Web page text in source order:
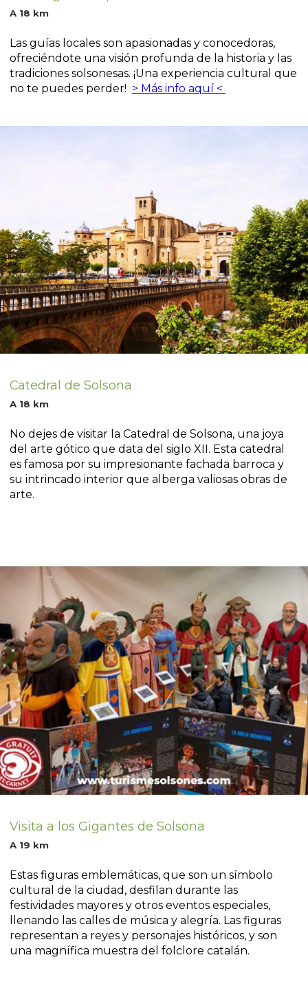
A 18 km
Las guías locales son apasionadas y conocedoras,
ofreciéndote una visión profunda de la historia y las
tradiciones solsonesas. ¡Una experiencia cultural que
no te puedes perder! > Más info aquí <
Catedral de Solsona
A 18 km
No dejes de visitar la Catedral de Solsona, una joya
del arte gótico que data del siglo XII. Esta catedral
es famosa por su impresionante fachada barroca y
su intrincado interior que alberga valiosas obras de
arte.
Visita a los Gigantes de Solsona
A 19 km
Estas figuras emblemáticas, que son un símbolo
cultural de la ciudad, desfilan durante las
festividades mayores y otros eventos especiales,
llenando las calles de música y alegría. Las figuras
representan a reyes y personajes históricos, y son
una magnífica muestra del folclore catalán.